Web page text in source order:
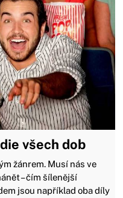
všech dob
žánrem. Musí nás ve
– čím šílenější
jsou například oba díly